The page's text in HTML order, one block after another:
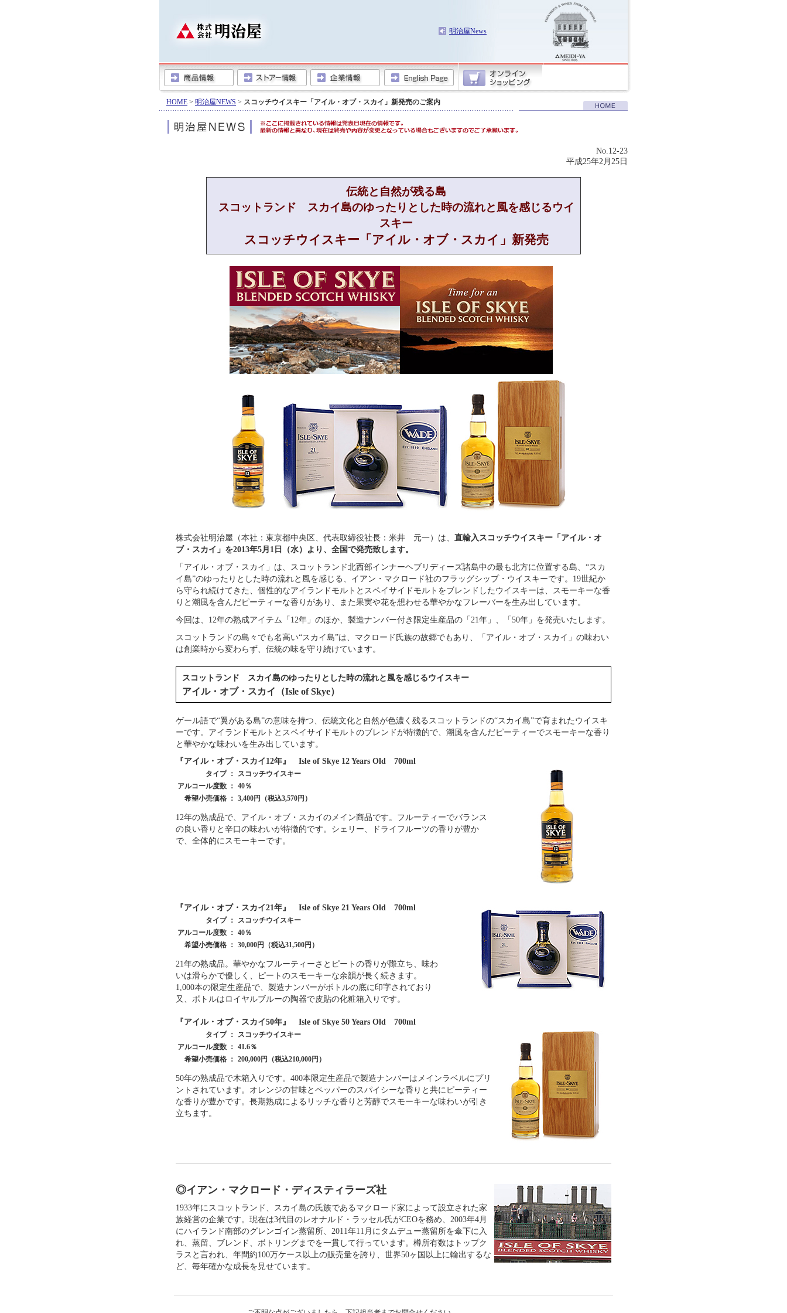
明治屋News
HOME > 明治屋NEWS > スコッチウイスキー「アイル・オブ・スカイ」新発売のご案内
No.12-23
平成25年2月25日
伝統と自然が残る島
スコットランド スカイ島のゆったりとした時の流れと風を感じるウイ
スキー
スコッチウイスキー「アイル・オブ・スカイ」新発売
株式会社明治屋（本社：東京都中央区、代表取締役社長：米井 元一）は、 直輸入スコッチウイスキー「アイル・オ
ブ・スカイ」を2013年5月1日（水）より、全国で発売致します。
「アイル・オブ・スカイ」は、スコットランド北西部インナーヘブリディーズ諸島中の最も北方に位置する島、“スカ
イ島”のゆったりとした時の流れと風を感じる、イアン・マクロード社のフラッグシップ・ウイスキーです。19世紀か
ら守られ続けてきた、個性的なアイランドモルトとスペイサイドモルトをブレンドしたウイスキーは、スモーキーな香
りと潮風を含んだピーティーな香りがあり、また果実や花を想わせる華やかなフレーバーを生み出しています。
今回は、12年の熟成アイテム「12年」のほか、製造ナンバー付き限定生産品の「21年」、「50年」を発売いたします。
スコットランドの島々でも名高い“スカイ島”は、マクロード氏族の故郷でもあり、「アイル・オブ・スカイ」の味わい
は創業時から変わらず、伝統の味を守り続けています。
スコットランド スカイ島のゆったりとした時の流れと風を感じるウイスキー
アイル・オブ・スカイ（Isle of Skye）
ゲール語で“翼がある島”の意味を持つ、伝統文化と自然が色濃く残るスコットランドの“スカイ島”で育まれたウイスキ
ーです。アイランドモルトとスペイサイドモルトのブレンドが特徴的で、潮風を含んだピーティーでスモーキーな香り
と華やかな味わいを生み出しています。
『アイル・オブ・スカイ12年』 Isle of Skye 12 Years Old 700ml
タイプ ：
スコッチウイスキー
アルコール度数 ： 40％
希望小売価格 ： 3,400円（税込3,570円）
12年の熟成品で、アイル・オブ・スカイのメイン商品です。フルーティーでバランス
の良い香りと辛口の味わいが特徴的です。シェリー、ドライフルーツの香りが豊か
で、全体的にスモーキーです。
『アイル・オブ・スカイ21年』 Isle of Skye 21 Years Old 700ml
タイプ ：
スコッチウイスキー
アルコール度数 ： 40％
希望小売価格 ： 30,000円（税込31,500円）
21年の熟成品。華やかなフルーティーさとピートの香りが際立ち、味わ
いは滑らかで優しく、ピートのスモーキーな余韻が長く続きます。
1,000本の限定生産品で、製造ナンバーがボトルの底に印字されており
又、ボトルはロイヤルブルーの陶器で皮貼の化粧箱入りです。
『アイル・オブ・スカイ50年』 Isle of Skye 50 Years Old 700ml
タイプ ：
スコッチウイスキー
アルコール度数 ： 41.6％
希望小売価格 ： 200,000円（税込210,000円）
50年の熟成品で木箱入りです。400本限定生産品で製造ナンバーはメインラベルにプリ
ントされています。オレンジの甘味とペッパーのスパイシーな香りと共にピーティー
な香りが豊かです。長期熟成によるリッチな香りと芳醇でスモーキーな味わいが引き
立ちます。
◎イアン・マクロード・ディスティラーズ社
1933年にスコットランド、スカイ島の氏族であるマクロード家によって設立された家
族経営の企業です。現在は3代目のレオナルド・ラッセル氏がCEOを務め、2003年4月
にハイランド南部のグレンゴイン蒸留所、2011年11月にタムデュー蒸留所を傘下に入
れ、蒸留、ブレンド、ボトリングまでを一貫して行っています。樽所有数はトップク
ラスと言われ、年間約100万ケース以上の販売量を誇り、世界50ヶ国以上に輸出するな
ど、毎年確かな成長を見せています。